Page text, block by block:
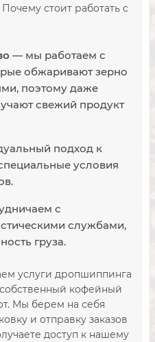
стоит работать с
— мы работаем с
обжаривают зерно
поэтому даже
свежий продукт
подход к
условия
с
службами,
груза.
услуги дропшиппинга
собственный кофейный
Мы берем на себя
и отправку заказов
доступ к нашему